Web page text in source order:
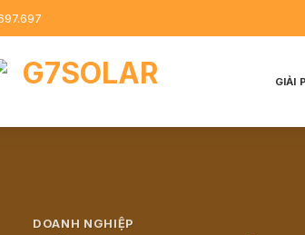
GIẢI
DOANH NGHIỆP